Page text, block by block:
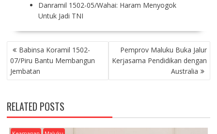
Danramil 1502-05/Wahai: Haram Menyogok
Untuk Jadi TNI
P
O
S
T
A
V
I
Babinsa Koramil 1502-
07/Piru Bantu Membangun
Jembatan
Pemprov Maluku Buka Jalur
Kerjasama Pendidikan dengan
Australia
RELATED POSTS